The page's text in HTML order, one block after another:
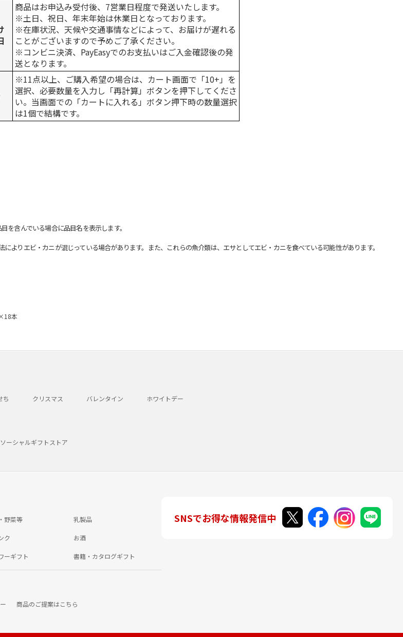
商品はお申込み受付後、7営業日程度で発送いたします。
※土日、祝日、年末年始は休業日となっております。
※在庫状況、天候や交通事情などによって、お届けが遅れる
ことがございますので予めご了承ください。
※コンビニ決済、PayEasyでのお支払いはご入金確認後の発
送となります。
※11点以上、ご購入希望の場合は、カート画面で「10+」を
選択、必要数量を入力し「再計算」ボタンを押下してくださ
い。当画面での「カートに入れる」ボタン押下時の数量選択
は1個で結構です。
を含んでいる場合に品目名を表示します。
りエビ・カニが混じっている場合があります。また、これらの魚介類は、エサとしてエビ・カニを食べている可能性があります。
本
ち クリスマス バレンタイン ホワイトデー
ソーシャルギフトストア
野菜等 乳製品
ク お酒
ーギフト 書籍・カタログギフト
商品のご提案はこちら
SNSでお得な情報発信中